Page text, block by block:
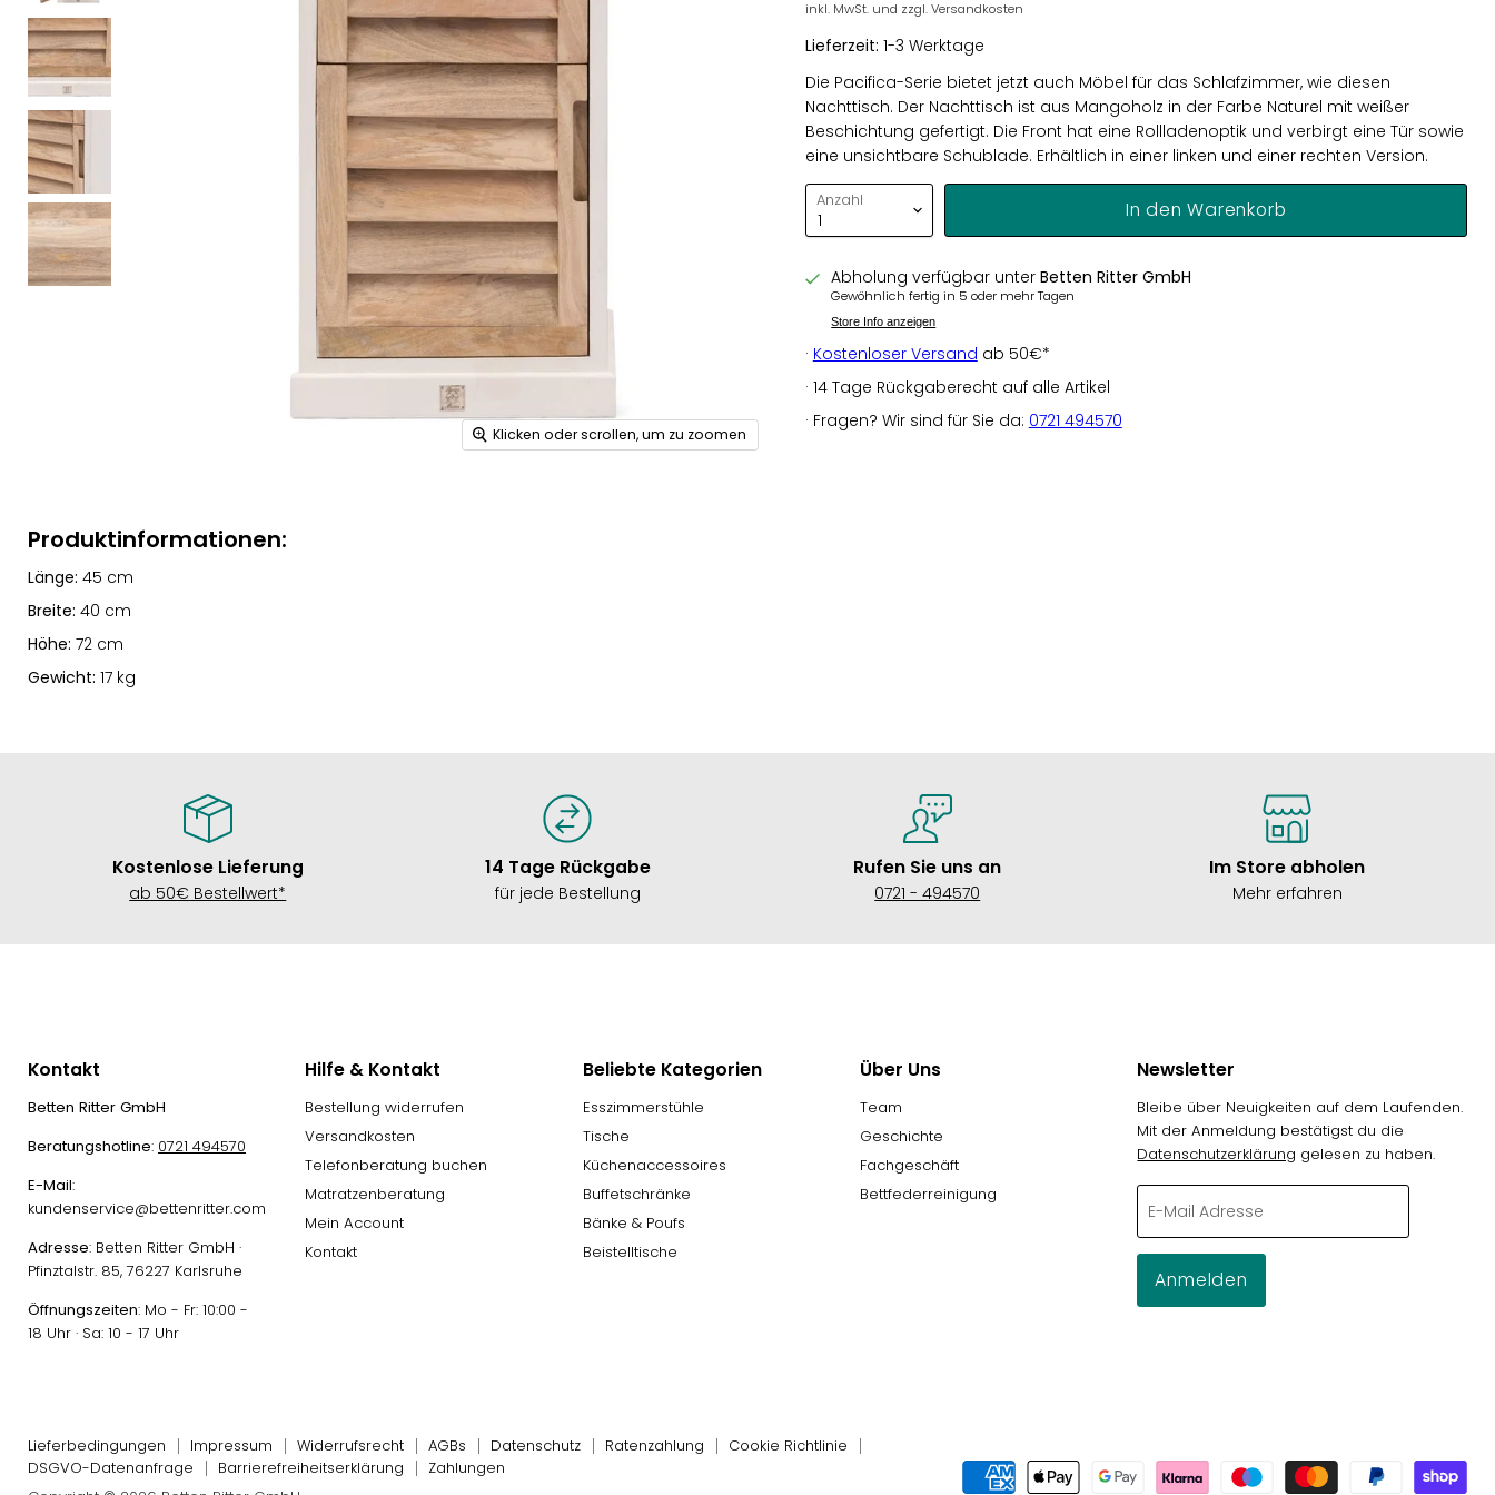
Klicken oder scrollen, um zu zoomen
inkl. MwSt. und zzgl. Versandkosten
Lieferzeit: 1-3 Werktage
Die Pacifica-Serie bietet jetzt auch Möbel für das Schlafzimmer, wie diesen
Nachttisch. Der Nachttisch ist aus Mangoholz in der Farbe Naturel mit weißer
Beschichtung gefertigt. Die Front hat eine Rollladenoptik und verbirgt eine Tür sowie
eine unsichtbare Schublade. Erhältlich in einer linken und einer rechten Version.
Anzahl In den Warenkorb
Abholung verfügbar unterBetten Ritter GmbH
Gewöhnlich fertig in 5 oder mehr Tagen
Store Info anzeigen
· Kostenloser Versand ab 50€*
· 14 Tage Rückgaberecht auf alle Artikel
· Fragen? Wir sind für Sie da: 0721 494570
Produktinformationen:
Länge: 45 cm
Breite: 40 cm
Höhe: 72 cm
Gewicht: 17 kg
Kostenlose Lieferung
ab 50€ Bestellwert*
14 Tage Rückgabe
für jede Bestellung
Rufen Sie uns an
0721 - 494570
Im Store abholen
Mehr erfahren
Kontakt
Betten Ritter GmbH
Beratungshotline: 0721 494570
E-Mail:
kundenservice@bettenritter.com
Adresse: Betten Ritter GmbH ·
Pfinztalstr. 85, 76227 Karlsruhe
Öffnungszeiten: Mo - Fr: 10:00 -
18 Uhr · Sa: 10 - 17 Uhr
Hilfe & Kontakt
Bestellung widerrufen
Versandkosten
Telefonberatung buchen
Matratzenberatung
Mein Account
Kontakt
Beliebte Kategorien
Esszimmerstühle
Tische
Küchenaccessoires
Buffetschränke
Bänke & Poufs
Beistelltische
Über Uns
Team
Geschichte
Fachgeschäft
Bettfederreinigung
Newsletter
Bleibe über Neuigkeiten auf dem Laufenden.
Mit der Anmeldung bestätigst du die
Datenschutzerklärung gelesen zu haben.
E-Mail Adresse
Anmelden
Lieferbedingungen Impressum Widerrufsrecht AGBs Datenschutz Ratenzahlung
Cookie Richtlinie
DSGVO-Datenanfrage
Barrierefreiheitserklärung
Zahlungen